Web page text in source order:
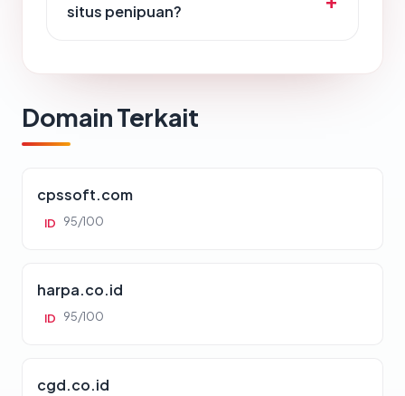
situs penipuan?
Domain Terkait
cpssoft.com
ID 95/100
harpa.co.id
ID 95/100
cgd.co.id